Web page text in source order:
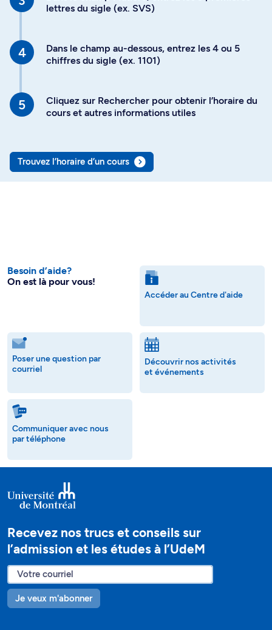
lettres du sigle (ex. SVS)
Dans le champ au-dessous, entrez les 4 ou 5
chiffres du sigle (ex. 1101)
Cliquez sur Rechercher pour obtenir l’horaire du
cours et autres informations utiles
Trouvez l’horaire d’un cours
Besoin d’aide?
On est là pour vous!
Accéder au Centre d'aide
Poser une question par
courriel
Découvrir nos activités
et événements
Communiquer avec nous
par téléphone
Recevez nos trucs et conseils sur
l’admission et les études à l’UdeM
Je veux m'abonner